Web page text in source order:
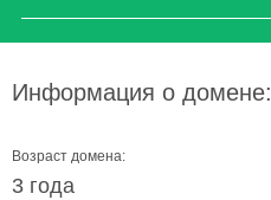
Информация о домене:
Возраст домена:
3 года